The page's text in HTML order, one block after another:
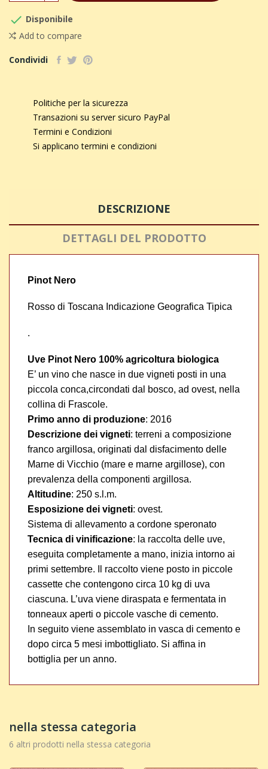
 Disponibile
Add to compare
Condividi
Politiche per la sicurezza
Transazioni su server sicuro PayPal
Termini e Condizioni
Si applicano termini e condizioni
DESCRIZIONE
DETTAGLI DEL PRODOTTO
Pinot Nero
Rosso di Toscana Indicazione Geografica Tipica
.
Uve Pinot Nero 100% agricoltura biologica
E’ un vino che nasce in due vigneti posti in una
piccola conca,circondati dal bosco, ad ovest, nella
collina di Frascole.
Primo anno di produzione: 2016
Descrizione dei vigneti: terreni a composizione
franco argillosa, originati dal disfacimento delle
Marne di Vicchio (mare e marne argillose), con
prevalenza della componenti argillosa.
Altitudine: 250 s.l.m.
Esposizione dei vigneti: ovest.
Sistema di allevamento a cordone speronato
Tecnica di vinificazione: la raccolta delle uve,
eseguita completamente a mano, inizia intorno ai
primi settembre. Il raccolto viene posto in piccole
cassette che contengono circa 10 kg di uva
ciascuna. L’uva viene diraspata e fermentata in
tonneaux aperti o piccole vasche di cemento.
In seguito viene assemblato in vasca di cemento e
dopo circa 5 mesi imbottigliato. Si affina in
bottiglia per un anno.
nella stessa categoria
6 altri prodotti nella stessa categoria